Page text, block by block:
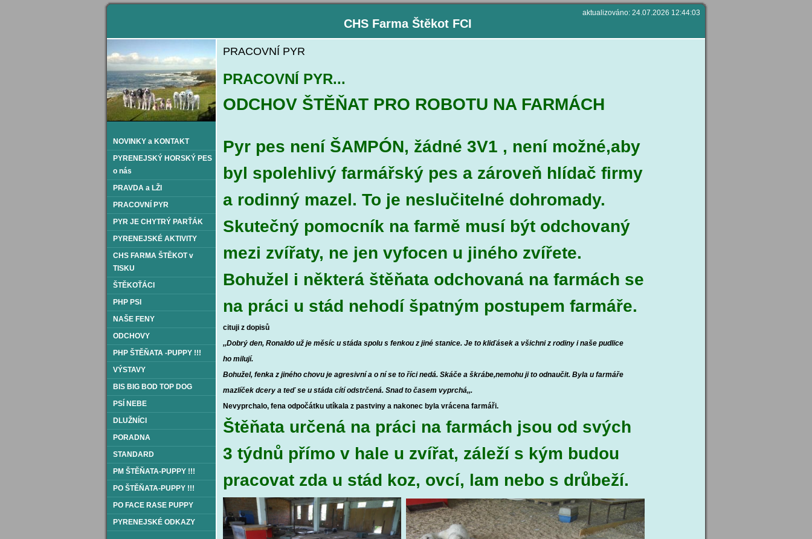
aktualizováno: 24.07.2026 12:44:03
CHS Farma Štěkot FCI
NOVINKY a KONTAKT
PYRENEJSKÝ HORSKÝ PES
o nás
PRAVDA a LŽI
PRACOVNÍ PYR
PYR JE CHYTRÝ PARŤÁK
PYRENEJSKÉ AKTIVITY
CHS FARMA ŠTĚKOT v
TISKU
ŠTĚKOŤÁCI
PHP PSI
NAŠE FENY
ODCHOVY
PHP ŠTĚŇATA -PUPPY !!!
VÝSTAVY
BIS BIG BOD TOP DOG
PSÍ NEBE
DLUŽNÍCI
PORADNA
STANDARD
PM ŠTĚŇATA-PUPPY !!!
PO ŠTĚŇATA-PUPPY !!!
PO FACE RASE PUPPY
PYRENEJSKÉ ODKAZY
PRACOVNÍ PYR
PRACOVNÍ PYR...
ODCHOV ŠTĚŇAT PRO ROBOTU NA FARMÁCH
Pyr pes není ŠAMPÓN, žádné 3V1 , není možné,aby
byl spolehlivý farmářský pes a zároveň hlídač firmy
a rodinný mazel. To je neslučitelné dohromady.
Skutečný pomocník na farmě musí být odchovaný
mezi zvířaty, ne jen vyfocen u jiného zvířete.
Bohužel i některá štěňata odchovaná na farmách se
na práci u stád nehodí špatným postupem farmáře.
cituji z dopisů
,,Dobrý den, Ronaldo už je měsíc u stáda spolu s fenkou z jiné stanice. Je to kliďásek a všichni z rodiny i naše pudlice
ho milují.
Bohužel, fenka z jiného chovu je agresivní a o ní se to říci nedá. Skáče a škrábe,nemohu ji to odnaučit. Byla u farmáře
mazlíček dcery a teď se u stáda cítí odstrčená. Snad to časem vyprchá,,.
Nevyprchalo, fena odpočátku utíkala z pastviny a nakonec byla vrácena farmáři.
Štěňata určená na práci na farmách jsou od svých
3 týdnů přímo v hale u zvířat, záleží s kým budou
pracovat zda u stád koz, ovcí, lam nebo s drůbeží.